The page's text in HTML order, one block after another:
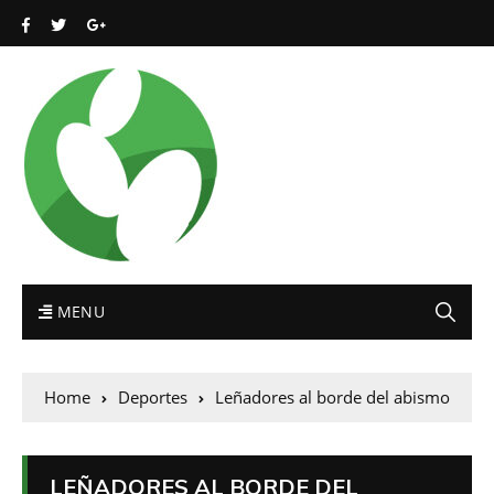
MENU
Home Deportes Leñadores al borde del abismo
LEÑADORES AL BORDE DEL